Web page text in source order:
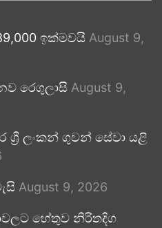
ඉක්මවයි August 9,
රෙගුලාසි August 9,
ලංකන් ගුවන් සේවා යළි
August 9, 2026
හේතුව නිරිතදිග